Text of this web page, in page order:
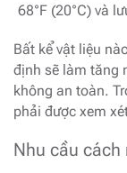
68°F (20°C) và
Bất kể vật liệu
định sẽ làm tăng
không an toàn.
phải được xem
Nhu cầu cách